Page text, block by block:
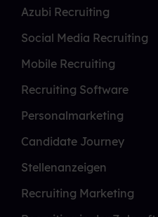
Azubi Recruiting
Social Media Recruiting
Mobile Recruiting
Recruiting Software
Personalmarketing
Candidate Journey
Stellenanzeigen
Recruiting Marketing